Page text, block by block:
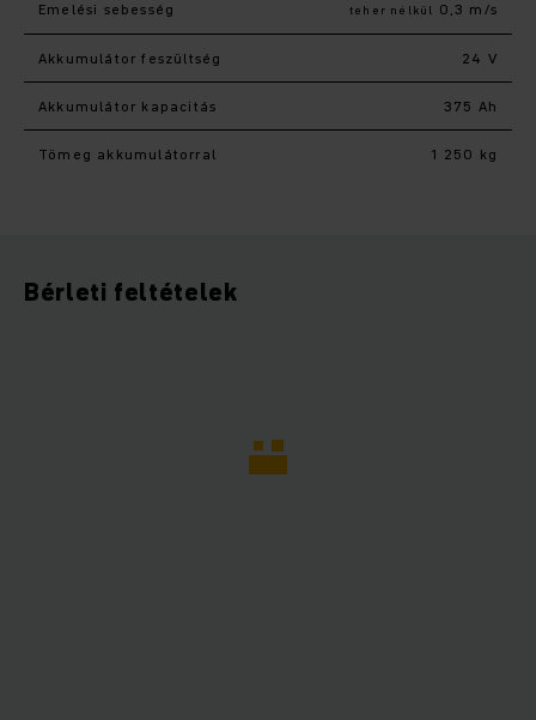
Emelési sebesség teher nélkül 0,3 m/s
Akkumulátor feszültség 24 V
Akkumulátor kapacitás 375 Ah
Tömeg akkumulátorral 1 250 kg
Bérleti feltételek